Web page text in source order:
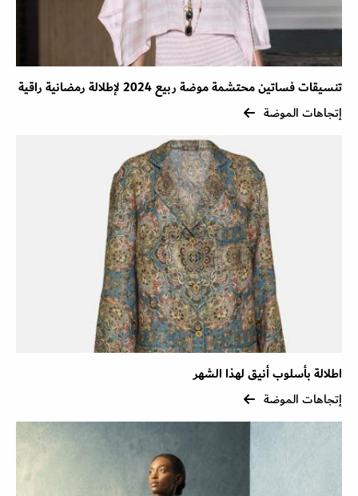
تنسيقات فساتين محتشمة موضة ربيع 2024 لإطلالة رمضانية راقية
إتجاهات الموضة
اطلالة بأسلوب أنيق لهذا الشهر
إتجاهات الموضة